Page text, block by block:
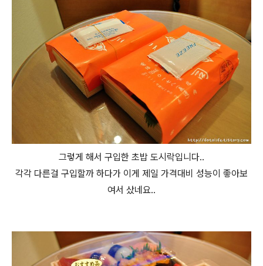
그렇게 해서 구입한 초밥 도시락입니다..
각각 다른걸 구입할까 하다가 이게 제일 가격대비 성능이 좋아보
여서 샀네요..